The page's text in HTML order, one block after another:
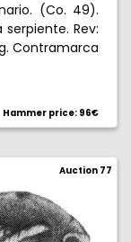
(Co. 49).
serpiente. Rev:
Contramarca
Hammer price: 96€
Auction 77